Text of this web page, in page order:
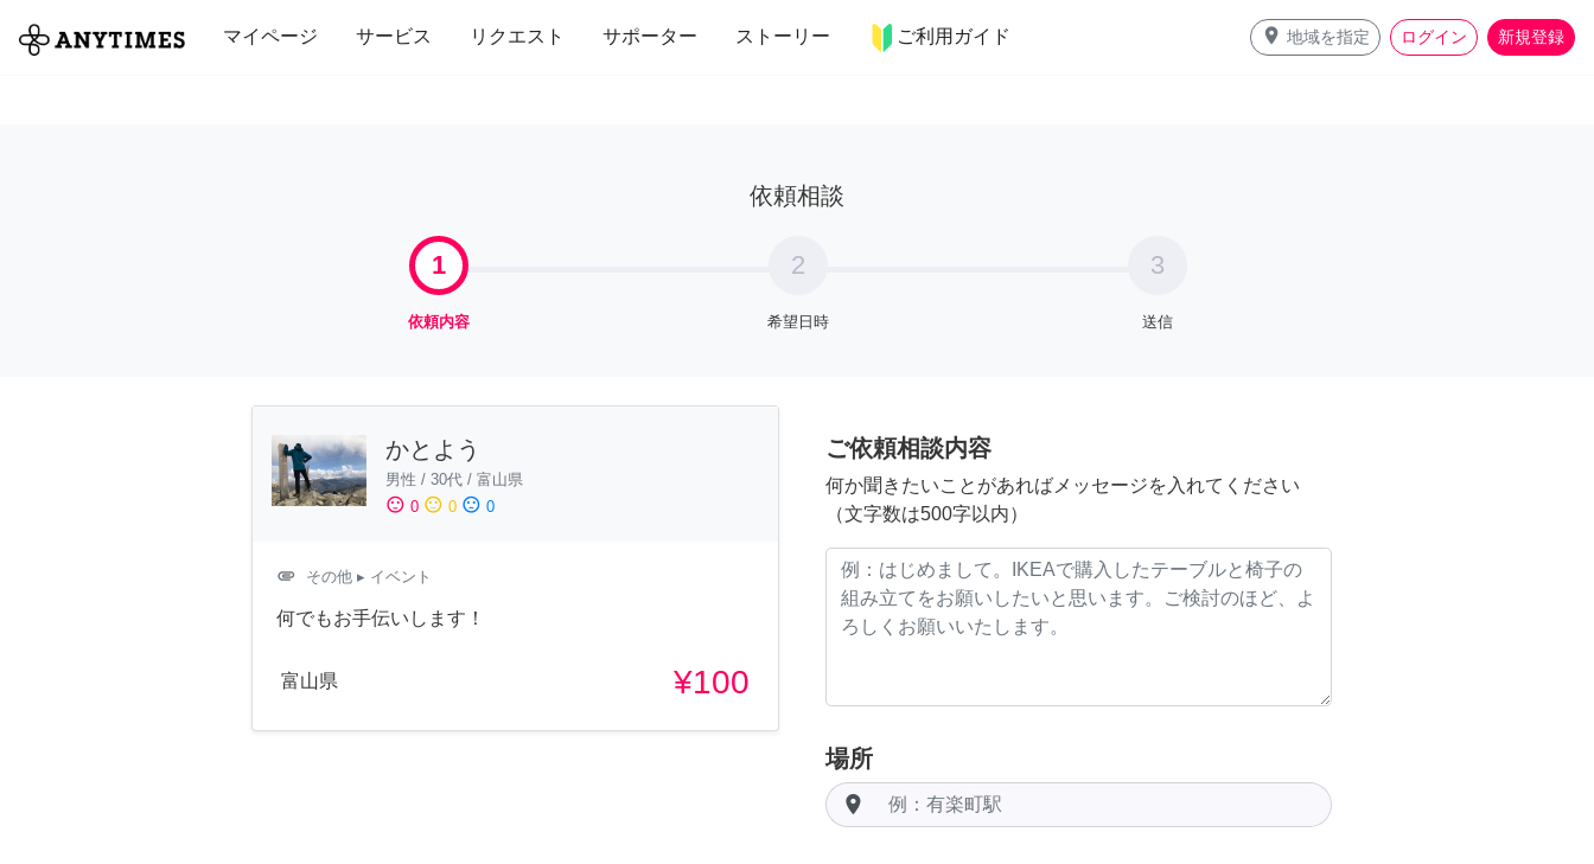
マイページ サービス リクエスト サポーター ストーリー ご利用ガイド place 地域を指定 ログイン 新規登録
全て 修理・組立 家事 引っ越し インテリア 趣味・習い事 ペット 料理
依頼相談
1
依頼内容
2
希望日時
3
送信
かとよう
男性 / 30代 / 富山県
sentiment_satisfied 0 sentiment_neutral 0 sentiment_dissatisfied 0
attachment その他 ▸ イベント
何でもお手伝いします！
富山県 ¥100
ご依頼相談内容
何か聞きたいことがあればメッセージを入れてください
（文字数は500字以内）
場所
room